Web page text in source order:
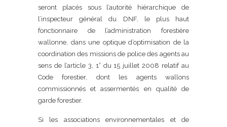
seront placés sous l’autorité hiérarchique de
l’inspecteur général du DNF, le plus haut
fonctionnaire de l’administration forestière
wallonne, dans une optique d’optimisation de la
coordination des missions de police des agents au
sens de l’article 3, 1° du 15 juillet 2008 relatif au
Code forestier, dont les agents wallons
commissionnés et assermentés en qualité de
garde forestier.
Si les associations environnementales et de